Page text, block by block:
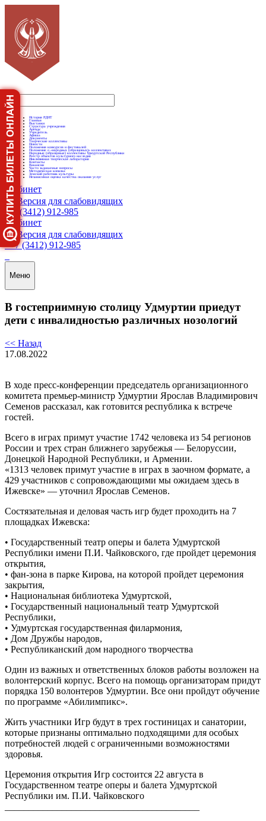
История РДНТ
Главная
Выставки
Структура учреждения
Аренда
Учредитель
Афиша
Документы
Творческие коллективы
Новости
Положения конкурсов и фестивалей
Положение о «народных (образцовых)» коллективах
Народные (образцовые) коллективы Удмуртской Республики
Реестр объектов культурного наследия
Инклюзивная творческая лаборатория
Контакты
Вакансии
Часто задаваемые вопросы
Методическая копилка
Земский работник культуры
Независимая оценка качества оказания услуг
Кабинет
Версия для слабовидящих
+7 (3412) 912-985
Кабинет
Версия для слабовидящих
+7 (3412) 912-985
Меню
В гостеприимную столицу Удмуртии приедут
дети с инвалидностью различных нозологий
<< Назад
17.08.2022
В ходе пресс-конференции председатель организационного
комитета премьер-министр Удмуртии Ярослав Владимирович
Семенов рассказал, как готовится республика к встрече
гостей.
Всего в играх примут участие 1742 человека из 54 регионов
России и трех стран ближнего зарубежья — Белоруссии,
Донецкой Народной Республики, и Армении.
«1313 человек примут участие в играх в заочном формате, а
429 участников с сопровождающими мы ожидаем здесь в
Ижевске» — уточнил Ярослав Семенов.
Состязательная и деловая часть игр будет проходить на 7
площадках Ижевска:
• Государственный театр оперы и балета Удмуртской
Республики имени П.И. Чайковского, где пройдет церемония
открытия,
• фан-зона в парке Кирова, на которой пройдет церемония
закрытия,
• Национальная библиотека Удмуртской,
• Государственный национальный театр Удмуртской
Республики,
• Удмуртская государственная филармония,
• Дом Дружбы народов,
• Республиканский дом народного творчества
Один из важных и ответственных блоков работы возложен на
волонтерский корпус. Всего на помощь организаторам придут
порядка 150 волонтеров Удмуртии. Все они пройдут обучение
по программе «Абилимпикс».
Жить участники Игр будут в трех гостиницах и санатории,
которые признаны оптимально подходящими для особых
потребностей людей с ограниченными возможностями
здоровья.
Церемония открытия Игр состоится 22 августа в
Государственном театре оперы и балета Удмуртской
Республики им. П.И. Чайковского